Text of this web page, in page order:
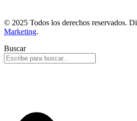
© 2025 Todos los derechos reservados.
Marketing.
Buscar